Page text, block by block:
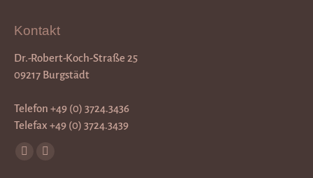
Kontakt
Dr.-Robert-Koch-Straße 25
09217 Burgstädt
Telefon +49 (0) 3724.3436
Telefax +49 (0) 3724.3439
Finden Sie uns auf: